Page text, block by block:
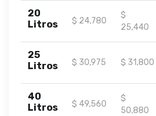
20
Litros
$ 24,780
$
25,440
25
Litros
$ 30,975 $ 31,800
40
Litros
$ 49,560
$
50,880